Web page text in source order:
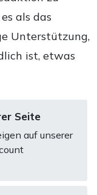
als das
Unterstützung,
ist, etwas
Seite
auf unserer